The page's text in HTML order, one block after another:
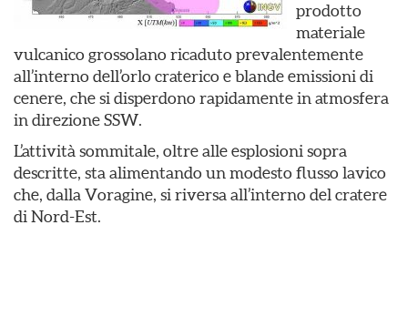
prodotto
materiale
vulcanico grossolano ricaduto prevalentemente
all’interno dell’orlo craterico e blande emissioni di
cenere, che si disperdono rapidamente in atmosfera
in direzione SSW.
L’attività sommitale, oltre alle esplosioni sopra
descritte, sta alimentando un modesto flusso lavico
che, dalla Voragine, si riversa all’interno del cratere
di Nord-Est.